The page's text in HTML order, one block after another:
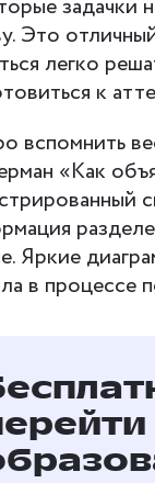
задачки
Это
легко
к
вспомнить
«Как
Яркие
в процессе